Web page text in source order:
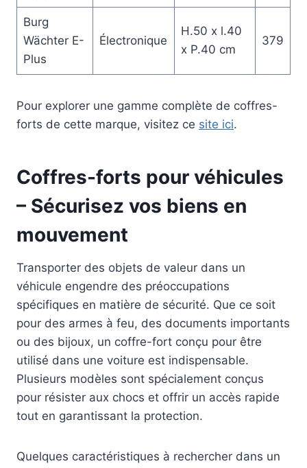
Burg
Wächter E-
Plus
Électronique
H.50 x l.40
x P.40 cm
379
Pour explorer une gamme complète de coffres-
forts de cette marque, visitez ce site ici.
Coffres-forts pour véhicules
– Sécurisez vos biens en
mouvement
Transporter des objets de valeur dans un
véhicule engendre des préoccupations
spécifiques en matière de sécurité. Que ce soit
pour des armes à feu, des documents importants
ou des bijoux, un coffre-fort conçu pour être
utilisé dans une voiture est indispensable.
Plusieurs modèles sont spécialement conçus
pour résister aux chocs et offrir un accès rapide
tout en garantissant la protection.
Quelques caractéristiques à rechercher dans un